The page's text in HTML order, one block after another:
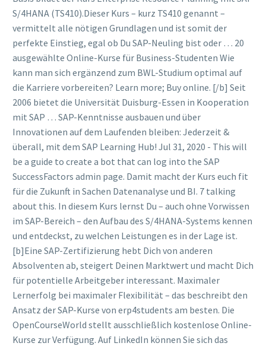
S/4HANA (TS410).Dieser Kurs – kurz TS410 genannt –
vermittelt alle nötigen Grundlagen und ist somit der
perfekte Einstieg, egal ob Du SAP-Neuling bist oder … 20
ausgewählte Online-Kurse für Business-Studenten Wie
kann man sich ergänzend zum BWL-Studium optimal auf
die Karriere vorbereiten? Learn more; Buy online. [/b] Seit
2006 bietet die Universität Duisburg-Essen in Kooperation
mit SAP … SAP-Kenntnisse ausbauen und über
Innovationen auf dem Laufenden bleiben: Jederzeit &
überall, mit dem SAP Learning Hub! Jul 31, 2020 - This will
be a guide to create a bot that can log into the SAP
SuccessFactors admin page. Damit macht der Kurs euch fit
für die Zukunft in Sachen Datenanalyse und BI. 7 talking
about this. In diesem Kurs lernst Du – auch ohne Vorwissen
im SAP-Bereich – den Aufbau des S/4HANA-Systems kennen
und entdeckst, zu welchen Leistungen es in der Lage ist.
[b]Eine SAP-Zertifizierung hebt Dich von anderen
Absolventen ab, steigert Deinen Marktwert und macht Dich
für potentielle Arbeitgeber interessant. Maximaler
Lernerfolg bei maximaler Flexibilität – das beschreibt den
Ansatz der SAP-Kurse von erp4students am besten. Die
OpenCourseWorld stellt ausschließlich kostenlose Online-
Kurse zur Verfügung. Auf LinkedIn können Sie sich das